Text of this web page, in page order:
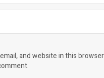
and website in this